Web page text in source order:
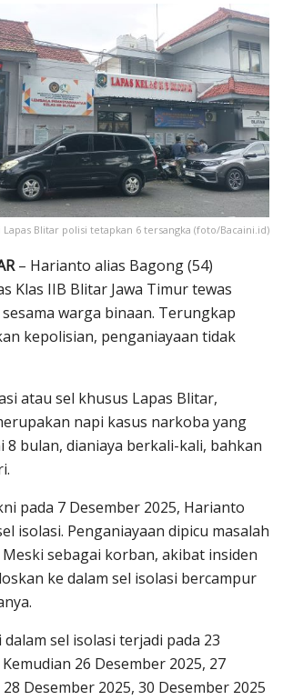
Lapas Blitar polisi tetapkan 6 tersangka (foto/Bacaini.id)
– Harianto alias Bagong (54)
Klas IIB Blitar Jawa Timur tewas
warga binaan. Terungkap
kepolisian, penganiayaan tidak
atau sel khusus Lapas Blitar,
napi kasus narkoba yang
8 bulan, dianiaya berkali-kali, bahkan
pada 7 Desember 2025, Harianto
isolasi. Penganiayaan dipicu masalah
sebagai korban, akibat insiden
ke dalam sel isolasi bercampur
sel isolasi terjadi pada 23
26 Desember 2025, 27
Desember 2025, 30 Desember 2025